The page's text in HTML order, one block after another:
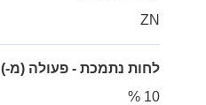
ZN
לחות נתמכת - פעולה (מ-)
10 %